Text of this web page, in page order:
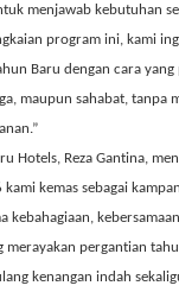
menjawab kebutuhan
program ini, kami
Baru dengan cara yang
maupun sahabat, tanpa
Hotels, Reza Gantina,
kemas sebagai
kebahagiaan,
merayakan pergantian
kenangan indah